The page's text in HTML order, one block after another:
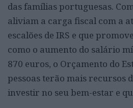
das famílias portuguesas.
aliviam a carga fiscal com a
escalões de IRS e que
como o aumento do salário
870 euros, o Orçamento do
pessoas terão mais recursos
investir no seu bem-estar e